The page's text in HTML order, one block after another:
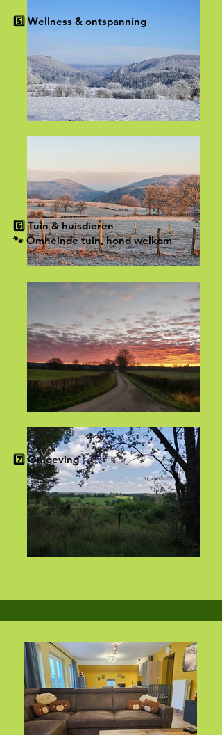
5️⃣ Wellness & ontspanning
6️⃣ Tuin & huisdieren
🐾 Omheinde tuin, hond welkom
7️⃣ Omgeving